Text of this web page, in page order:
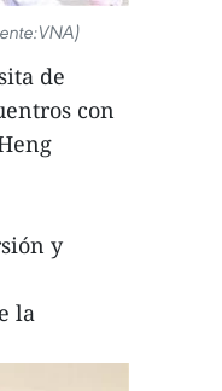
de
con
y
la